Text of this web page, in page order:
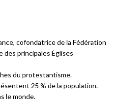
cofondatrice de la Fédération
des principales Églises
du protestantisme.
25 % de la population.
le monde.